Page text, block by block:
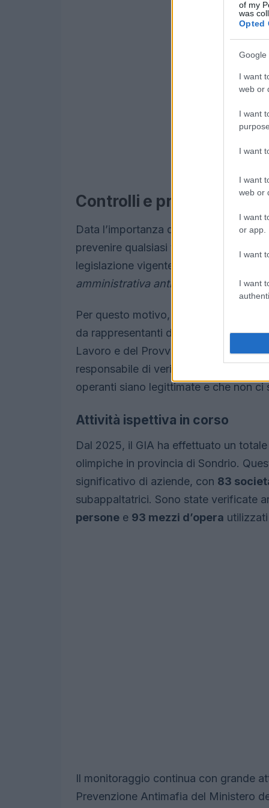
of my
was
Opted
Google
I want
web or
I want
I want
I want
web or
I want
or app.
I want
I want
Controlli e prevenzione
Data l’importanza degli investimenti
prevenire qualsiasi tentativo di
legislazione vigente attribuisce alle
amministrativa antimafia
,
Per questo motivo, è stato istituito il
da rappresentanti della DIA, delle
Lavoro e del Provveditorato
responsabile di verifiche e controlli sui
operanti siano legittimate e che non ci
Attività ispettiva in corso
Dal 2025, il GIA ha effettuato un totale
olimpiche in provincia di Sondrio.
significativo di aziende, con 83
subappaltatrici. Sono state verificate
persone e 93 mezzi d’opera
Il monitoraggio continua con grande
Prevenzione Antimafia del Ministero